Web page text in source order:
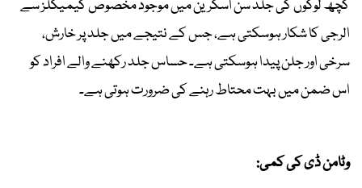
کچھ لوگوں کی جلد سن اسکرین میں موجود مخصوص کیمیکلز سے
الرجی کا شکار ہوسکتی ہے، جس کے نتیجے میں جلد پر خارش،
سرخی اور جلن پیدا ہوسکتی ہے۔ حساس جلد رکھنے والے افراد کو
اس ضمن میں بہت محتاط رہنے کی ضرورت ہوتی ہے۔
وٹامن ڈی کی کمی: